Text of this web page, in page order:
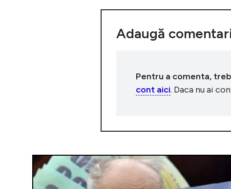
Adaugă
Pentru a comenta,
cont aici. Daca nu ai